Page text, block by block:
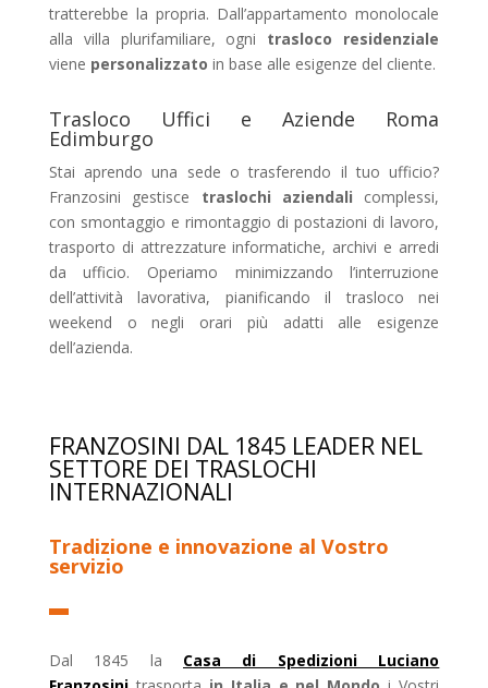
tratterebbe la propria. Dall’appartamento monolocale
alla villa plurifamiliare, ogni trasloco residenziale
viene personalizzato in base alle esigenze del cliente.
Trasloco Uffici e Aziende Roma
Edimburgo
Stai aprendo una sede o trasferendo il tuo ufficio?
Franzosini gestisce traslochi aziendali complessi,
con smontaggio e rimontaggio di postazioni di lavoro,
trasporto di attrezzature informatiche, archivi e arredi
da ufficio. Operiamo minimizzando l’interruzione
dell’attività lavorativa, pianificando il trasloco nei
weekend o negli orari più adatti alle esigenze
dell’azienda.
FRANZOSINI DAL 1845 LEADER NEL
SETTORE DEI TRASLOCHI
INTERNAZIONALI
Tradizione e innovazione al Vostro
servizio
Dal 1845 la Casa di Spedizioni Luciano